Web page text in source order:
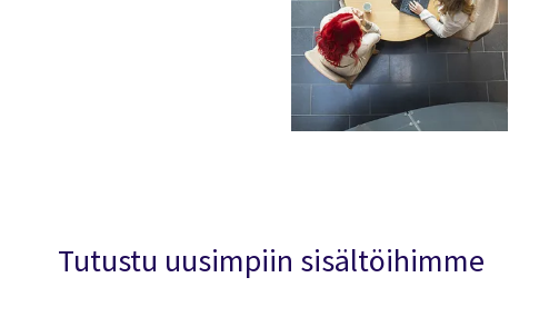
Tutustu uusimpiin sisältöihimme